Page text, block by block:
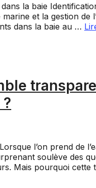
la baie
et la gestion de
dans la baie au …
l’on prend de
soulève des
Mais pourquoi